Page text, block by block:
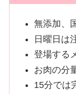
無添加、
日曜日は
登場する
お肉の分
15分では